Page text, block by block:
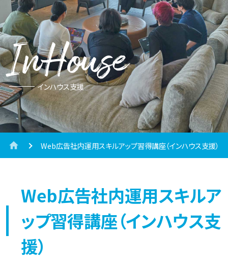
InHouse
インハウス支援
Web広告社内運用スキルアップ習得講座（インハウス支援）
Web広告社内運用スキルア
ップ習得講座（インハウス支
援）